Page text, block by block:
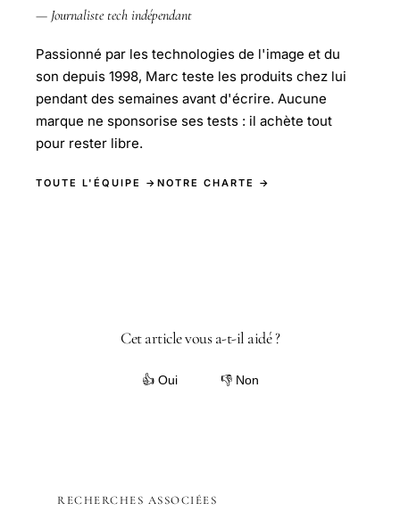
— Journaliste tech indépendant
Passionné par les technologies de l'image et du
son depuis 1998, Marc teste les produits chez lui
pendant des semaines avant d'écrire. Aucune
marque ne sponsorise ses tests : il achète tout
pour rester libre.
TOUTE L'ÉQUIPE → NOTRE CHARTE →
Cet article vous a-t-il aidé ?
👍 Oui 👎 Non
RECHERCHES ASSOCIÉES